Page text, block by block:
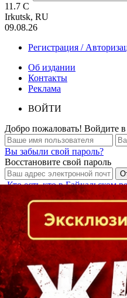
11.7 C
Irkutsk, RU
09.08.26
Регистрация /
Об издании
Контакты
Реклама
ВОЙТИ
Добро пожаловать! Войдите
Вы забыли свой пароль?
Восстановите свой пароль
Кто есть кто в Байкальском